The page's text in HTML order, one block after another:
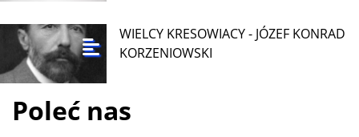
WIELCY KRESOWIACY - JÓZEF KONRAD
KORZENIOWSKI
Poleć nas